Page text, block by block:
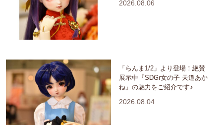
2026.08.06
「らんま1/2」より登場！絶賛
展示中『SDGr女の子 天道あか
ね』の魅力をご紹介です♪
2026.08.04